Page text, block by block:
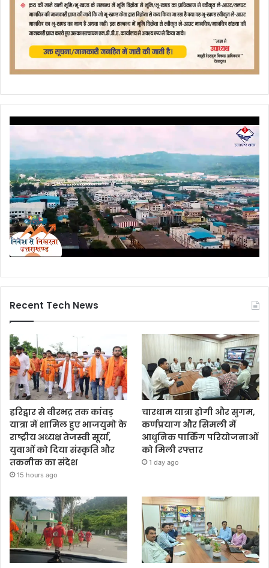
Recent Tech News
हरिद्वार से वीरभद्र तक कांवड़
यात्रा में शामिल हुए भाजयुमो के
राष्ट्रीय अध्यक्ष तेजस्वी सूर्या,
युवाओं को दिया संस्कृति और
तकनीक का संदेश
15 hours ago
चारधाम यात्रा होगी और सुगम,
कर्णप्रयाग और सिमली में
आधुनिक पार्किंग परियोजनाओं
को मिली रफ्तार
1 day ago